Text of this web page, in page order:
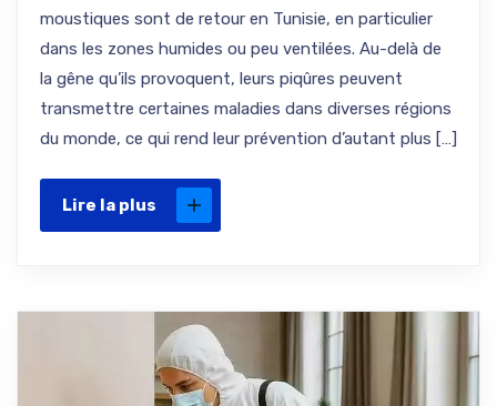
moustiques sont de retour en Tunisie, en particulier
dans les zones humides ou peu ventilées. Au-delà de
la gêne qu’ils provoquent, leurs piqûres peuvent
transmettre certaines maladies dans diverses régions
du monde, ce qui rend leur prévention d’autant plus […]
Lire la plus